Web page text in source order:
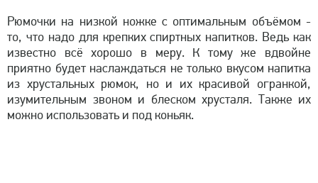
Рюмочки на низкой ножке с оптимальным объёмом -
то, что надо для крепких спиртных напитков. Ведь как
известно всё хорошо в меру. К тому же вдвойне
приятно будет наслаждаться не только вкусом напитка
из хрустальных рюмок, но и их красивой огранкой,
изумительным звоном и блеском хрусталя. Также их
можно использовать и под коньяк.